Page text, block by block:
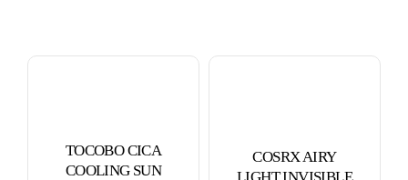
TOCOBO CICA
COOLING SUN
COSRX AIRY